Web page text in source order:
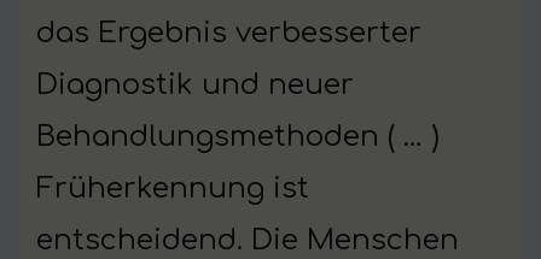
das Ergebnis verbesserter
Diagnostik und neuer
Behandlungsmethoden ( … )
Früherkennung ist
entscheidend. Die Menschen